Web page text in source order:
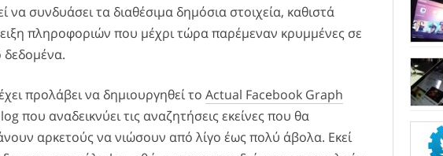
να συνδυάσει τα διαθέσιμα δημόσια στοιχεία, καθιστά
πληροφοριών που μέχρι τώρα παρέμεναν κρυμμένες σε
προλάβει να δημιουργηθεί το Actual Facebook Graph
που αναδεικνύει τις αναζητήσεις εκείνες που θα
αρκετούς να νιώσουν από λίγο έως πολύ άβολα. Εκεί